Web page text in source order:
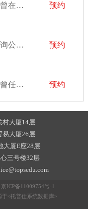
五年华尔街从业经验；曾在国内头部财富管理公司任职资深投资顾问；主讲沙龙、讲座四十余场
预约
曾在全球最大的工程咨询公司工作
预约
曾担任量化分析师，并曾任职于公募基金及头部券商研究所,现于一家金融机构担任商务总监
预约
村大厦14层
易大厦26层
大厦E座28层
三号楼32层
京ICP备11009754号-1
<托普仕系统数据库>